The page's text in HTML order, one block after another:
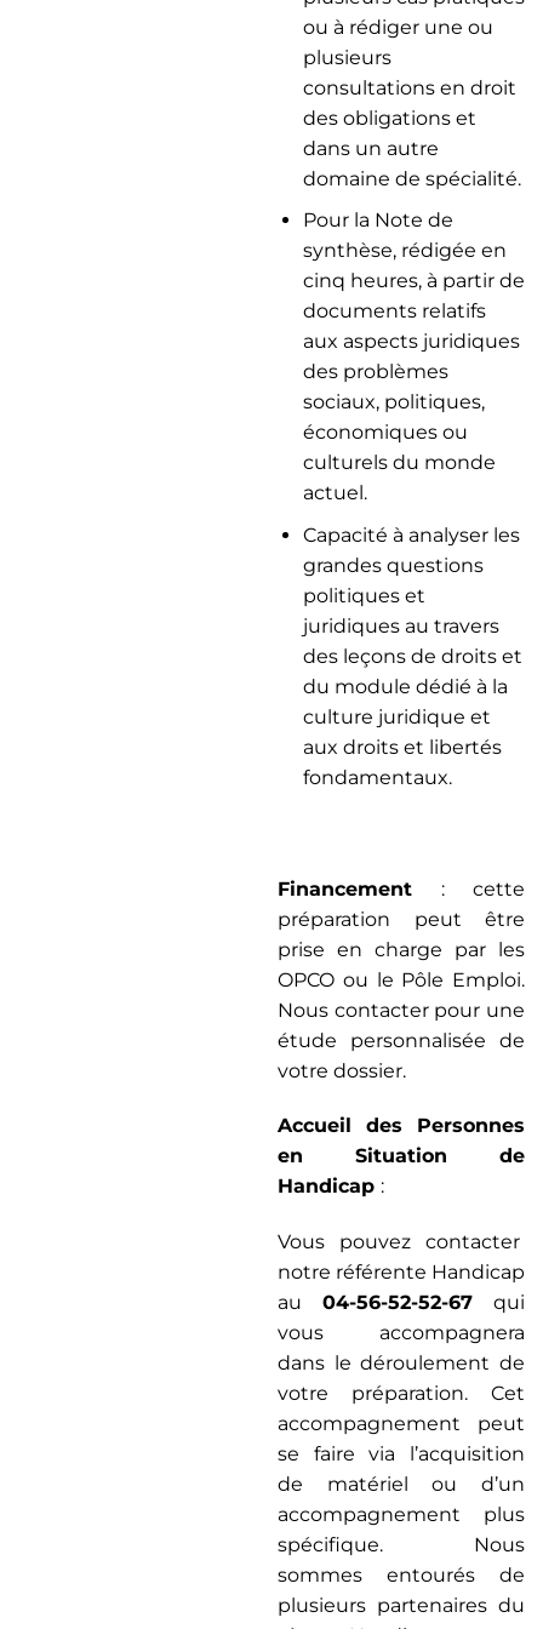
ou à rédiger une ou
plusieurs
consultations en droit
des obligations et
dans un autre
domaine de spécialité.
Pour la Note de
synthèse, rédigée en
cinq heures, à partir de
documents relatifs
aux aspects juridiques
des problèmes
sociaux, politiques,
économiques ou
culturels du monde
actuel.
Capacité à analyser les
grandes questions
politiques et
juridiques au travers
des leçons de droits et
du module dédié à la
culture juridique et
aux droits et libertés
fondamentaux.
Financement : cette
préparation peut être
prise en charge par les
OPCO ou le Pôle Emploi.
Nous contacter pour une
étude personnalisée de
votre dossier.
Accueil des Personnes
en Situation de
Handicap :
Vous pouvez contacter
notre référente Handicap
au 04-56-52-52-67 qui
vous accompagnera
dans le déroulement de
votre préparation. Cet
accompagnement peut
se faire via l’acquisition
de matériel ou d’un
accompagnement plus
spécifique. Nous
sommes entourés de
plusieurs partenaires du